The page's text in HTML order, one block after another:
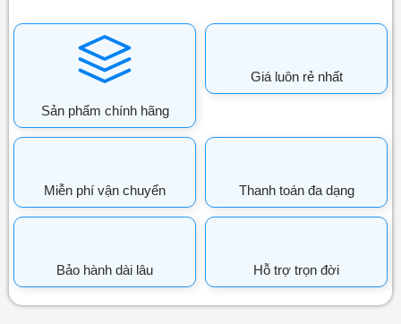
Sản phẩm chính hãng
Giá luôn rẻ nhất
Miễn phí vận chuyển Thanh toán đa dạng
Bảo hành dài lâu Hỗ trợ trọn đời